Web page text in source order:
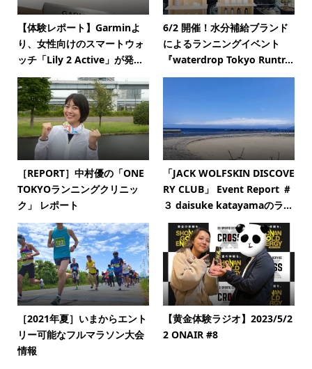
【体験レポート】Garminよ
り、女性向けのスマートウォ
ッチ「Lily 2 Active」が発...
6/2 開催！水分補給ブランド
によるランニングイベント
『waterdrop Tokyo Runtr...
［REPORT］中村優の「ONE
TOKYOランニングクリニッ
ク」 レポート
「JACK WOLFSKIN DISCOVE
RY CLUB」 Event Report ＃
３ daisuke katayamaのラ...
［2021年夏］いまからエント
リー可能なフルマラソン大会
情報
【黄金体験ラジオ】2023/5/2
2 ONAIR #8